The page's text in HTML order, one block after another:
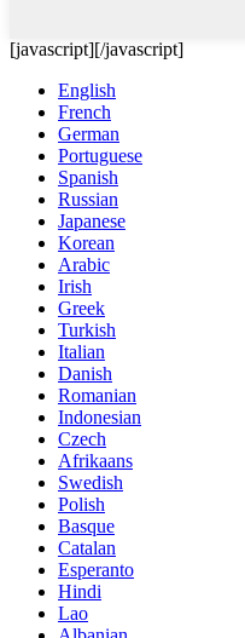
[javascript][/javascript]
English
French
German
Portuguese
Spanish
Russian
Japanese
Korean
Arabic
Irish
Greek
Turkish
Italian
Danish
Romanian
Indonesian
Czech
Afrikaans
Swedish
Polish
Basque
Catalan
Esperanto
Hindi
Lao